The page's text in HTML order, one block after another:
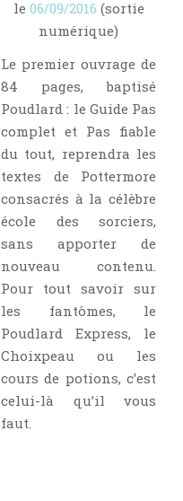
le 06/09/2016 (sortie
numérique)
Le premier ouvrage de
84 pages, baptisé
Poudlard : le Guide Pas
complet et Pas fiable
du tout, reprendra les
textes de Pottermore
consacrés à la célèbre
école des sorciers,
sans apporter de
nouveau contenu.
Pour tout savoir sur
les fantômes, le
Poudlard Express, le
Choixpeau ou les
cours de potions, c’est
celui-là qu’il vous
faut.